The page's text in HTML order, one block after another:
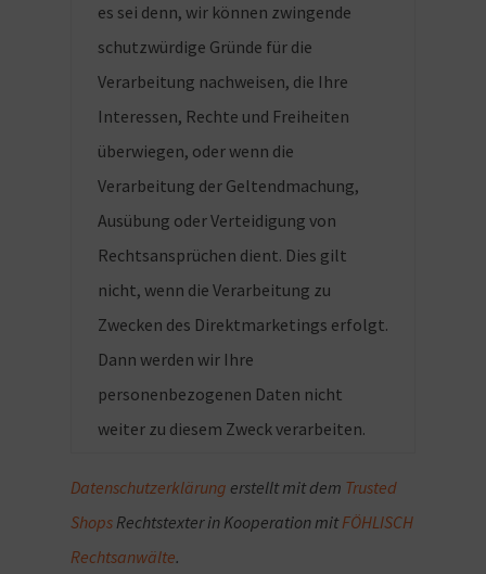
es sei denn, wir können zwingende
schutzwürdige Gründe für die
Verarbeitung nachweisen, die Ihre
Interessen, Rechte und Freiheiten
überwiegen, oder wenn die
Verarbeitung der Geltendmachung,
Ausübung oder Verteidigung von
Rechtsansprüchen dient. Dies gilt
nicht, wenn die Verarbeitung zu
Zwecken des Direktmarketings erfolgt.
Dann werden wir Ihre
personenbezogenen Daten nicht
weiter zu diesem Zweck verarbeiten.
Datenschutzerklärung erstellt mit dem Trusted
ShopsRechtstexter in Kooperation mit FÖHLISCH
Rechtsanwälte.